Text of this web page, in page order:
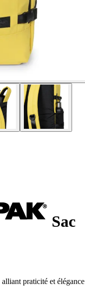
Sac
praticité et élégance